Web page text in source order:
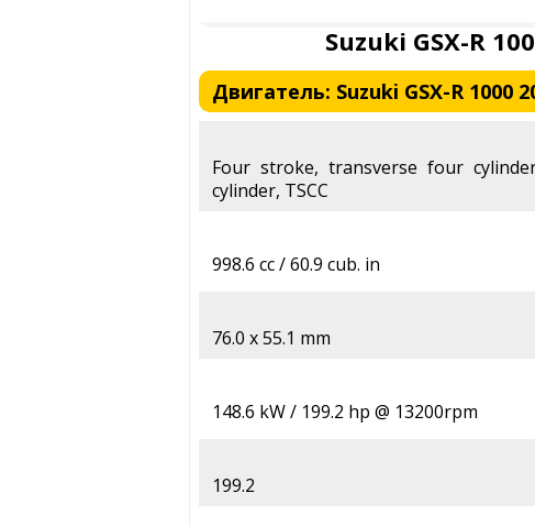
Suzuki GSX-R
Двигатель: Suzuki GSX-R 1000
Four stroke, transverse four
cylinder, TSCC
998.6 cc / 60.9 cub. in
76.0 x 55.1 mm
148.6 kW / 199.2 hp @ 13200rpm
199.2